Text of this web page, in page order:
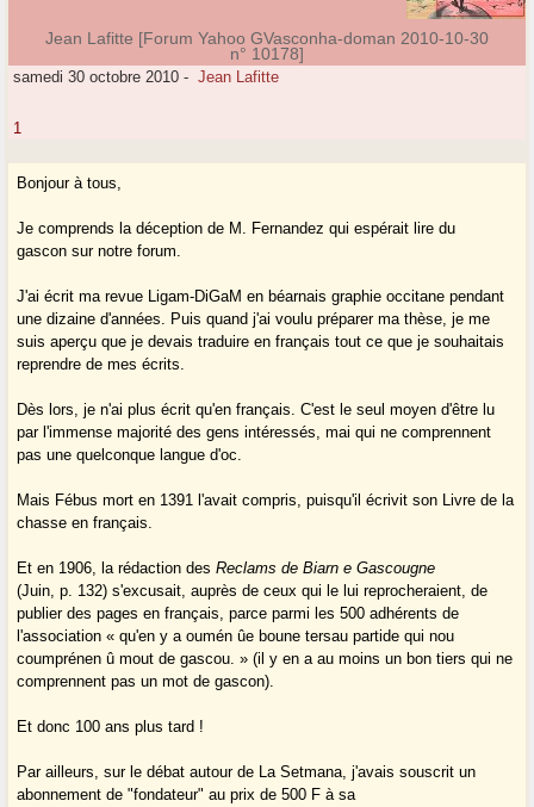
Jean Lafitte [Forum Yahoo GVasconha-doman 2010-10-30
n° 10178]
samedi 30 octobre 2010 - Jean Lafitte
1
Bonjour à tous,
Je comprends la déception de M. Fernandez qui espérait lire du
gascon sur notre forum.
J'ai écrit ma revue Ligam-DiGaM en béarnais graphie occitane pendant
une dizaine d'années. Puis quand j'ai voulu préparer ma thèse, je me
suis aperçu que je devais traduire en français tout ce que je souhaitais
reprendre de mes écrits.
Dès lors, je n'ai plus écrit qu'en français. C'est le seul moyen d'être lu
par l'immense majorité des gens intéressés, mai qui ne comprennent
pas une quelconque langue d'oc.
Mais Fébus mort en 1391 l'avait compris, puisqu'il écrivit son Livre de la
chasse en français.
Et en 1906, la rédaction desReclams de Biarn e Gascougne
(Juin, p. 132) s'excusait, auprès de ceux qui le lui reprocheraient, de
publier des pages en français, parce parmi les 500 adhérents de
l'association « qu'en y a oumén ûe boune tersau partide qui nou
coumprénen û mout de gascou. » (il y en a au moins un bon tiers qui ne
comprennent pas un mot de gascon).
Et donc 100 ans plus tard !
Par ailleurs, sur le débat autour de La Setmana, j'avais souscrit un
abonnement de "fondateur" au prix de 500 F à sa